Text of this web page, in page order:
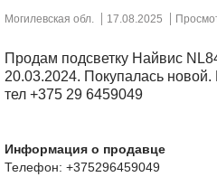
Могилевская обл. 17.08.2025
Продам подсветку Найвис
20.03.2024. Покупалась
тел +375 29 6459049
Информация о продавце
Телефон: +375296459049